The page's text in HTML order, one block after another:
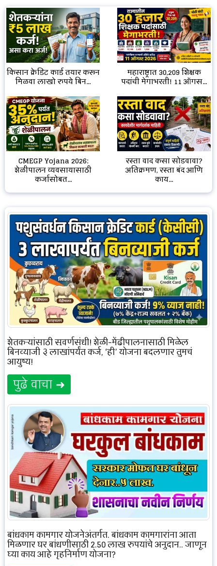
किसान क्रेडिट कार्ड तयार करून
मिळवा लाखो रुपये बिन...
महाराष्ट्रात 30,209 शिक्षक
पदांची मेगाभरती! 11 ऑगस...
CMEGP Yojana 2026:
शेळीपालन व्यवसायासाठी
कर्जासोबत...
रस्ता वाद कसा सोडवावा?
अतिक्रमण, रस्ता बंद आणि
काय...
शेतकऱ्यांसाठी सुवर्णसंधी! शेळी-मेंढीपालनासाठी मिळेल
बिनव्याजी ३ लाखांपर्यंत कर्ज, ‘ही’ योजना बदलणार तुमचं
आयुष्य!
पुढे वाचा ➜
बांधकाम कामगार योजनेअंतर्गत, बांधकाम कामगारांना आता
मिळणार घर बांधणीसाठी 2.50 लाख रुपयांचे अनुदान.. जाणून
घ्या काय आहे गृहनिर्माण योजना?